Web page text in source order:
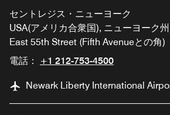
セントレジス・ニューヨーク
USA(アメリカ合衆国), ニューヨーク
East 55th Street (Fifth Avenueとの角)
電話：
+1 212-753-4500
Newark Liberty International